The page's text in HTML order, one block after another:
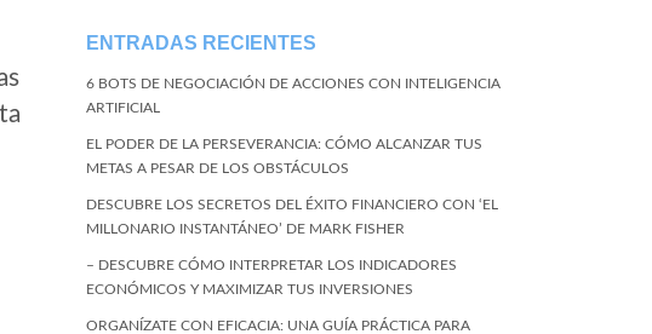
ENTRADAS RECIENTES
6 BOTS DE NEGOCIACIÓN DE ACCIONES CON INTELIGENCIA
ARTIFICIAL
EL PODER DE LA PERSEVERANCIA: CÓMO ALCANZAR TUS
METAS A PESAR DE LOS OBSTÁCULOS
DESCUBRE LOS SECRETOS DEL ÉXITO FINANCIERO CON ‘EL
MILLONARIO INSTANTÁNEO’ DE MARK FISHER
– DESCUBRE CÓMO INTERPRETAR LOS INDICADORES
ECONÓMICOS Y MAXIMIZAR TUS INVERSIONES
ORGANÍZATE CON EFICACIA: UNA GUÍA PRÁCTICA PARA